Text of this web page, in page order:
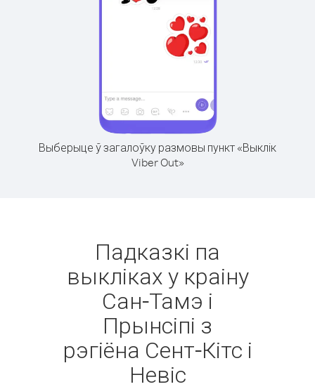
Выберыце ў загалоўку размовы пункт «Выклік
Viber Out»
Падказкі па
выкліках у краіну
Сан-Тамэ і
Прынсіпі з
рэгіёна Сент-Кітс і
Невіс